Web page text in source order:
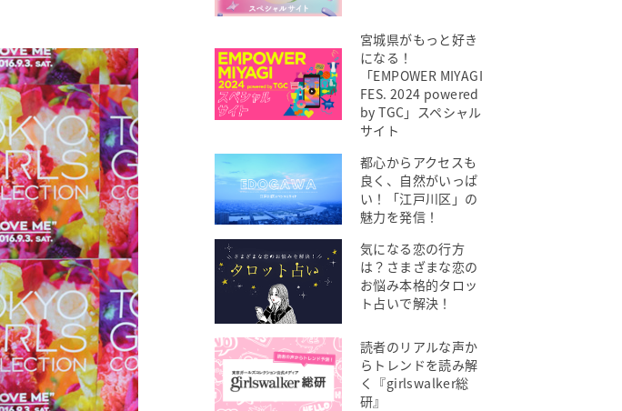
宮城県がもっと好き
になる！
「EMPOWER MIYAGI
FES. 2024 powered
by TGC」スペシャル
サイト
都心からアクセスも
良く、自然がいっぱ
い！「江戸川区」の
魅力を発信！
気になる恋の行方
は？さまざまな恋の
お悩み本格的タロッ
ト占いで解決！
読者のリアルな声か
らトレンドを読み解
く『girlswalker総
研』